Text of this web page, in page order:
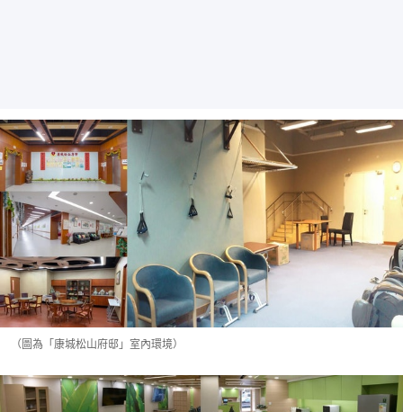
（圖為「康城松山府邸」室內環境）